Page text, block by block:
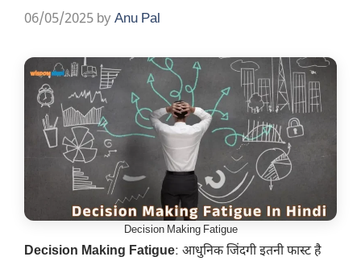
06/05/2025 byAnu Pal
Decision Making Fatigue
Decision Making Fatigue: आधुनिक जिंदगी इतनी फास्ट है